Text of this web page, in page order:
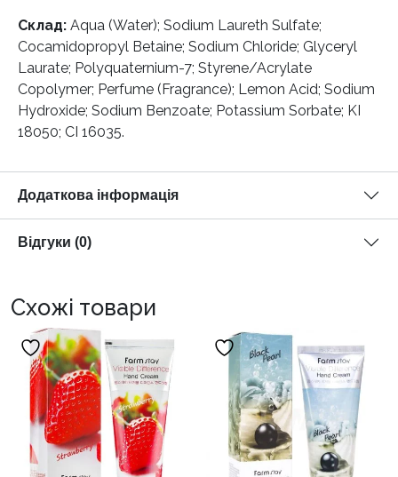
Склад: Aqua (Water); Sodium Laureth Sulfate;
Сocamidopropyl Betaine; Sodium Сhloride; Glyceryl
Laurate; Polyquaternium-7; Styrene/Acrylate
Сopolymer; Perfume (Fragrance); Lemon Аcid; Sodium
Hydroxide; Sodium Benzoate; Potassium Sorbate; KI
18050; CI 16035.
Додаткова інформація
Відгуки (0)
Схожі товари